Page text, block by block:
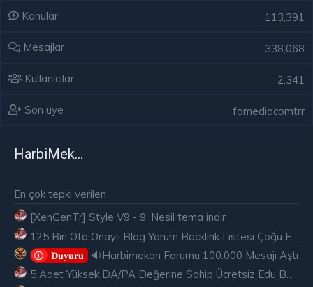
Konular 113,391
Mesajlar 338,068
Kullanıcılar 2,341
Son üye famediacomtrr
HarbiMekân
En çok tepki verilen
[XenGenTr] Style V9 - 9. Nesil tema indir
𝐃𝐮𝐲𝐮𝐫𝐮
🔉Harbimekan Forumu 100.000 Mesajı Aştı
5 Adet Yüksek DA/PA Değerine Sahip Ücretsiz Edu Backlink